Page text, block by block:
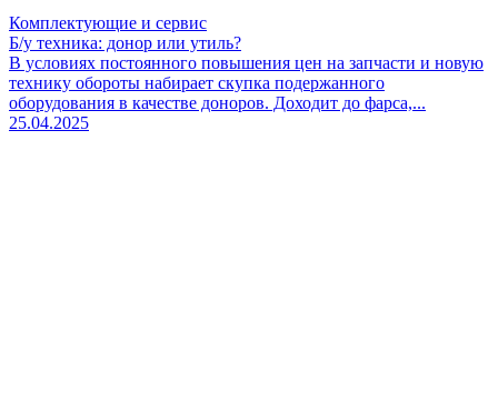
Комплектующие и сервис
Б/у техника: донор или утиль?
В условиях постоянного повышения цен на запчасти и новую
технику обороты набирает скупка подержанного
оборудования в качестве доноров. Доходит до фарса,...
25.04.2025